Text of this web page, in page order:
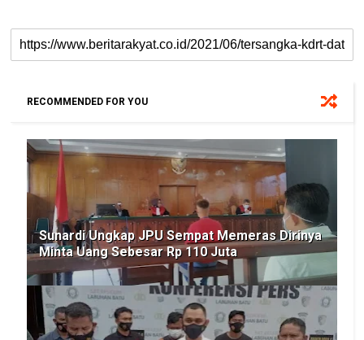
RECOMMENDED FOR YOU
Sunardi Ungkap JPU Sempat Memeras Dirinya
Minta Uang Sebesar Rp 110 Juta